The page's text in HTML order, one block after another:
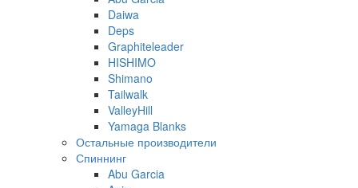
Daiwa
Deps
Graphiteleader
HISHIMO
Shimano
Tailwalk
ValleyHill
Yamaga Blanks
Остальные производители
Спиннинг
Abu Garcia